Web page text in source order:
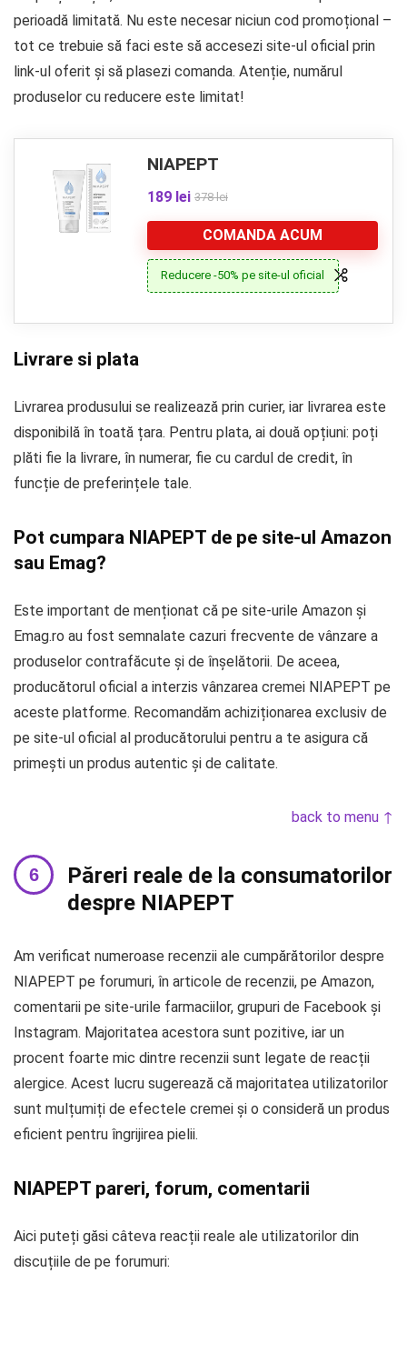
perioadă limitată. Nu este necesar niciun cod promoțional –
tot ce trebuie să faci este să accesezi site-ul oficial prin
link-ul oferit și să plasezi comanda. Atenție, numărul
produselor cu reducere este limitat!
NIAPEPT
189 lei 378 lei
COMANDA ACUM
Reducere -50% pe site-ul oficial
Livrare si plata
Livrarea produsului se realizează prin curier, iar livrarea este
disponibilă în toată țara. Pentru plata, ai două opțiuni: poți
plăti fie la livrare, în numerar, fie cu cardul de credit, în
funcție de preferințele tale.
Pot cumpara NIAPEPT de pe site-ul Amazon
sau Emag?
Este important de menționat că pe site-urile Amazon și
Emag.ro au fost semnalate cazuri frecvente de vânzare a
produselor contrafăcute și de înșelătorii. De aceea,
producătorul oficial a interzis vânzarea cremei NIAPEPT pe
aceste platforme. Recomandăm achiziționarea exclusiv de
pe site-ul oficial al producătorului pentru a te asigura că
primești un produs autentic și de calitate.
back to menu ↑
Păreri reale de la consumatorilor
despre NIAPEPT
Am verificat numeroase recenzii ale cumpărătorilor despre
NIAPEPT pe forumuri, în articole de recenzii, pe Amazon,
comentarii pe site-urile farmaciilor, grupuri de Facebook și
Instagram. Majoritatea acestora sunt pozitive, iar un
procent foarte mic dintre recenzii sunt legate de reacții
alergice. Acest lucru sugerează că majoritatea utilizatorilor
sunt mulțumiți de efectele cremei și o consideră un produs
eficient pentru îngrijirea pielii.
NIAPEPT pareri, forum, comentarii
Aici puteți găsi câteva reacții reale ale utilizatorilor din
discuțiile de pe forumuri: